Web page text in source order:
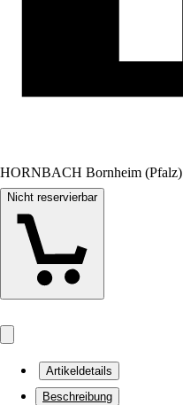
HORNBACH Bornheim (Pfalz)
Nicht reservierbar
Artikeldetails
Beschreibung